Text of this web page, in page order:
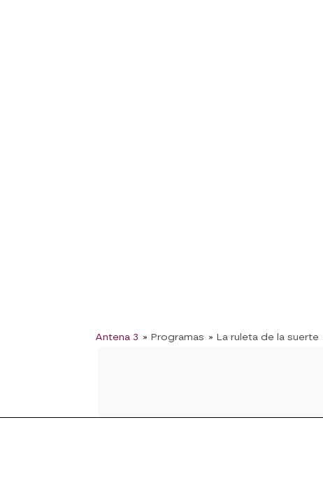
Antena 3 » Programas » La ruleta de la suerte